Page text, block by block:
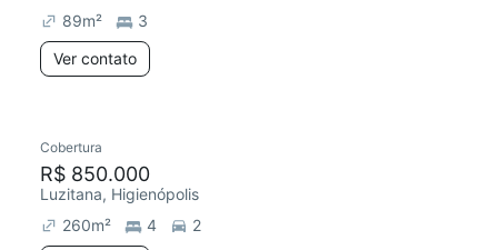
89m²
3
Ver contato
Cobertura
R$ 850.000
Luzitana, Higienópolis
260m² 4
2